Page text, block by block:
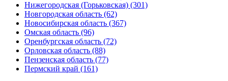
Нижегородская (Горьковская) (301)
Новгородская область (62)
Новосибирская область (367)
Омская область (96)
Оренбургская область (72)
Орловская область (88)
Пензенская область (77)
Пермский край (161)